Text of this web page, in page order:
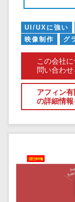
UI/UXに強い
映像制作
グ
この会社
問い合わ
アフィン
の詳細情報